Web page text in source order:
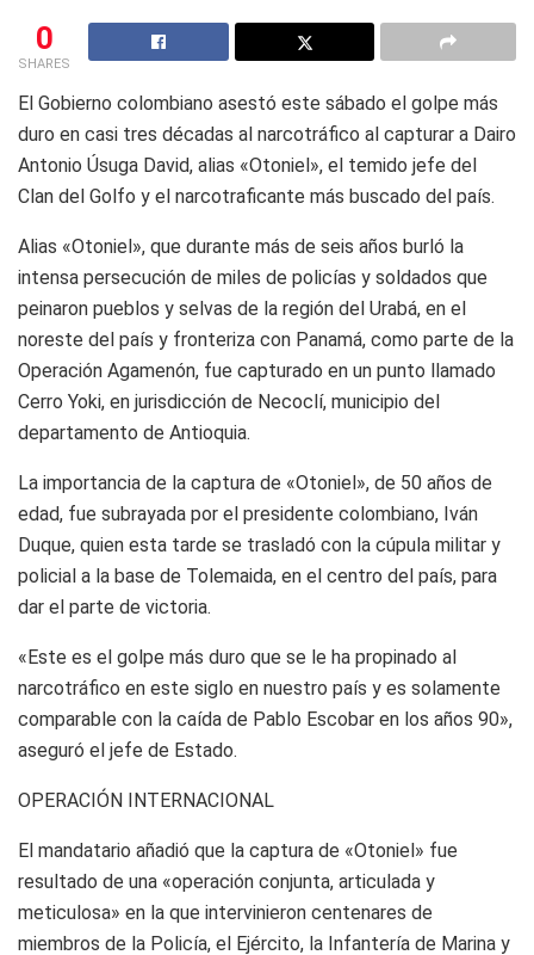
0
SHARES
El Gobierno colombiano asestó este sábado el golpe más
duro en casi tres décadas al narcotráfico al capturar a Dairo
Antonio Úsuga David, alias «Otoniel», el temido jefe del
Clan del Golfo y el narcotraficante más buscado del país.
Alias «Otoniel», que durante más de seis años burló la
intensa persecución de miles de policías y soldados que
peinaron pueblos y selvas de la región del Urabá, en el
noreste del país y fronteriza con Panamá, como parte de la
Operación Agamenón, fue capturado en un punto llamado
Cerro Yoki, en jurisdicción de Necoclí, municipio del
departamento de Antioquia.
La importancia de la captura de «Otoniel», de 50 años de
edad, fue subrayada por el presidente colombiano, Iván
Duque, quien esta tarde se trasladó con la cúpula militar y
policial a la base de Tolemaida, en el centro del país, para
dar el parte de victoria.
«Este es el golpe más duro que se le ha propinado al
narcotráfico en este siglo en nuestro país y es solamente
comparable con la caída de Pablo Escobar en los años 90»,
aseguró el jefe de Estado.
OPERACIÓN INTERNACIONAL
El mandatario añadió que la captura de «Otoniel» fue
resultado de una «operación conjunta, articulada y
meticulosa» en la que intervinieron centenares de
miembros de la Policía, el Ejército, la Infantería de Marina y